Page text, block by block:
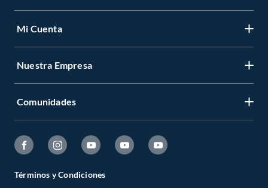
Mi Cuenta
Nuestra Empresa
Comunidades
Términos y Condiciones